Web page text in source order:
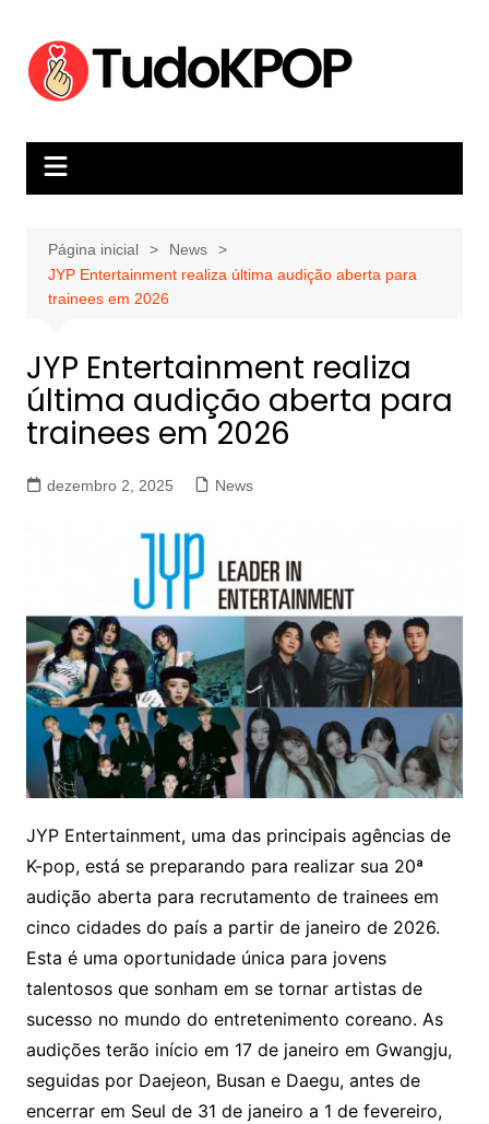
conteúdo
Página inicial
News
JYP Entertainment realiza última audição aberta para
trainees em 2026
JYP Entertainment realiza
última audição aberta para
trainees em 2026
dezembro 2, 2025 News
JYP Entertainment, uma das principais agências de
K-pop, está se preparando para realizar sua 20ª
audição aberta para recrutamento de trainees em
cinco cidades do país a partir de janeiro de 2026.
Esta é uma oportunidade única para jovens
talentosos que sonham em se tornar artistas de
sucesso no mundo do entretenimento coreano. As
audições terão início em 17 de janeiro em Gwangju,
seguidas por Daejeon, Busan e Daegu, antes de
encerrar em Seul de 31 de janeiro a 1 de fevereiro,